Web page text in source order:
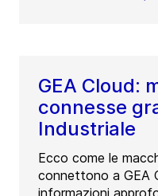
GEA Cloud:
connesse
Industriale
Ecco come le
connettono a GEA
informazioni